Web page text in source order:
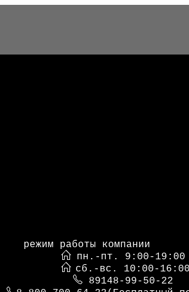
режим работы
пн.-пт. 9:00-19:00
сб.-вс. 10:00-16:00
89148-99-50-22